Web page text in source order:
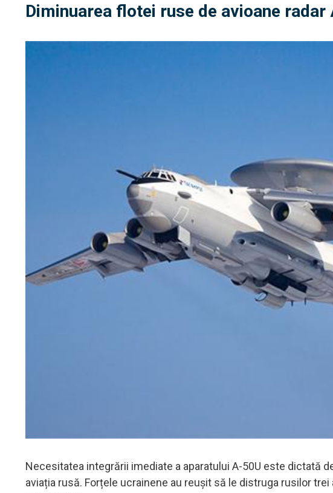
Diminuarea flotei ruse de avioane radar
Necesitatea integrării imediate a aparatului A-50U este dictată
aviația rusă. Forțele ucrainene au reușit să le distruga rusilor